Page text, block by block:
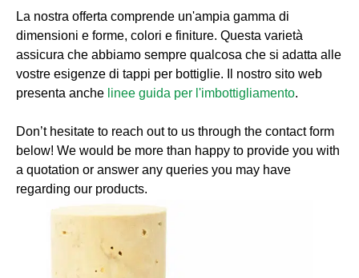
La nostra offerta comprende un'ampia gamma di
dimensioni e forme, colori e finiture. Questa varietà
assicura che abbiamo sempre qualcosa che si adatta alle
vostre esigenze di tappi per bottiglie. Il nostro sito web
presenta anche linee guida per l'imbottigliamento.
Don’t hesitate to reach out to us through the contact form
below! We would be more than happy to provide you with
a quotation or answer any queries you may have
regarding our products.